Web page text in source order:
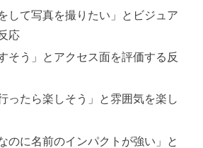
して写真を撮りたい」とビジュア
応
そう」とアクセス面を評価する反
ったら楽しそう」と雰囲気を楽し
のに名前のインパクトが強い」と